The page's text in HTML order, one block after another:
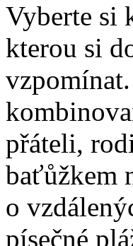
Vyberte si
kterou si
přáteli,
baťůžkem
o
písečné